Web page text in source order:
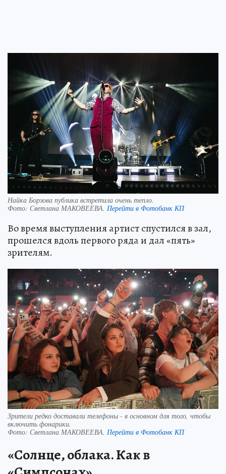
Найка Борзова публика встретила очень тепло.
Фото: Светлана МАКОВЕЕВА. Перейти в Фотобанк КП
Во время выступления артист спустился в зал,
прошелся вдоль первого ряда и дал «пять»
зрителям.
Зрители редко доставали телефоны - в основном для того, чтобы
включить фонарики.
Фото: Светлана МАКОВЕЕВА. Перейти в Фотобанк КП
«Солнце, облака. Как в